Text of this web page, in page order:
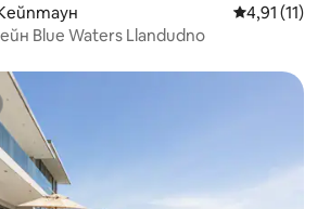
Средна
4,91 (11)
Blue Waters Llandudno